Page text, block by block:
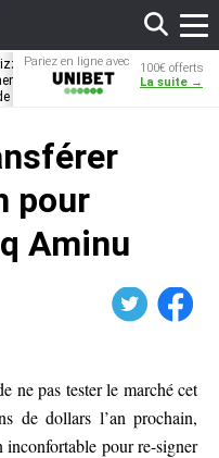
déjà une
sortie
Dwane Casey
bientôt coach
Pariez en ligne avec
100€ offerts
La suite →
pour
Aminu
Facebook
ne pas tester le marché cet
de dollars l’an prochain,
inconfortable pour re-signer